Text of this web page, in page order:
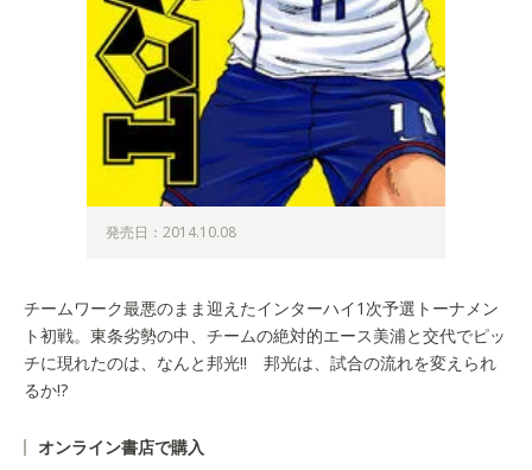
発売日：2014.10.08
チームワーク最悪のまま迎えたインターハイ1次予選トーナメン
ト初戦。東条劣勢の中、チームの絶対的エース美浦と交代でピッ
チに現れたのは、なんと邦光!! 邦光は、試合の流れを変えられ
るか!?
オンライン書店で購入